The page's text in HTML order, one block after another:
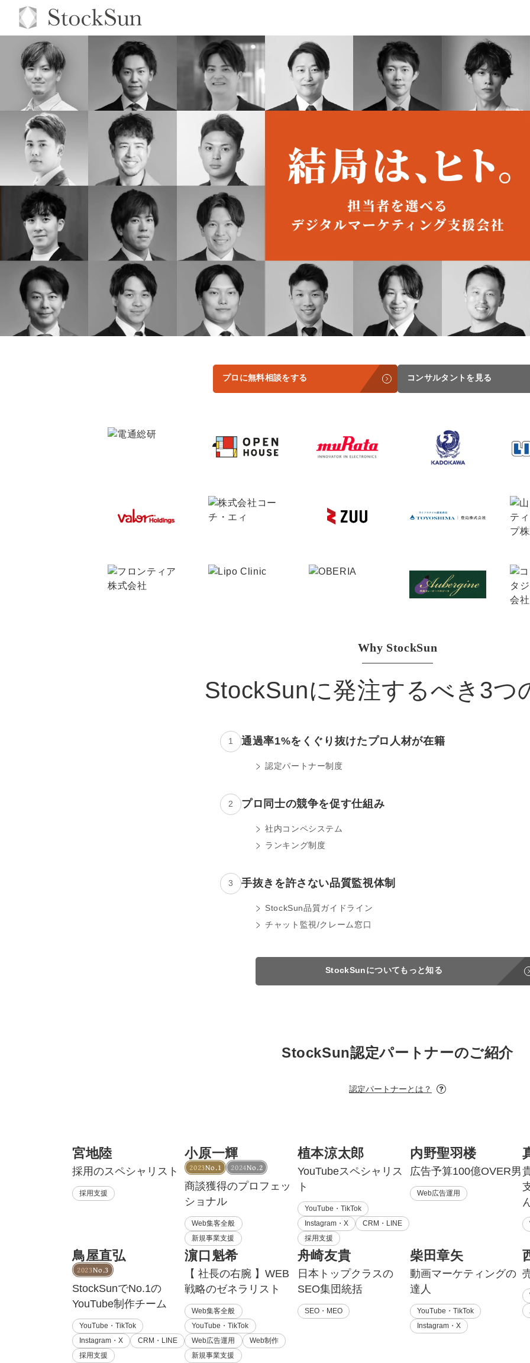
BPO支援
オリジナルサービス
お役立ち資料
オンラインサロン
年収エージェント
会社概要・役員紹介
ミッション・ビジョン・バリュー
取締役メッセージ（株本祐己）
動画ディレクター
カスタマーサクセスマネージャー
Featured Contents
プロに無料相談をする コンサルタントを見る
Why StockSun
StockSunに発注するべき3つ
1 通過率1%をくぐり抜けたプロ人材が在籍
認定パートナー制度
2 プロ同士の競争を促す仕組み
社内コンペシステム
ランキング制度
3 手抜きを許さない品質監視体制
StockSun品質ガイドライン
チャット監視/クレーム窓口
StockSunについてもっと知る
StockSun認定パートナーのご紹介
認定パートナーとは？
宮地陸
採用のスペシャリスト
採用支援
小原一輝
2023No.1 2024No.2
商談獲得のプロフェッ
ショナル
Web集客全般
新規事業支援
植本涼太郎
YouTubeスペシャリス
ト
YouTube・TikTok
Instagram・X
CRM・LINE
採用支援
内野聖羽楼
広告予算100億OVER男
Web広告運用
鳥屋直弘
2023No.3
StockSunでNo.1の
YouTube制作チーム
YouTube・TikTok
Instagram・X
CRM・LINE
採用支援
濵口魁希
【 社長の右腕 】WEB
戦略のゼネラリスト
Web集客全般
YouTube・TikTok
Web広告運用
Web制作
新規事業支援
舟崎友貴
日本トップクラスの
SEO集団統括
SEO・MEO
柴田章矢
動画マーケティングの
達人
YouTube・TikTok
Instagram・X